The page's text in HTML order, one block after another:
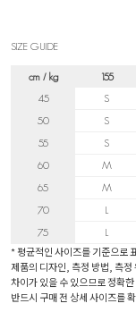
SIZE GUIDE
cm / kg 155
45
S
50
S
55
S
60
M
65
M
70
L
75
L
* 평균적인 사이즈를 기준으로
제품의 디자인, 측정 방법, 측정
차이가 있을 수 있으므로 정확
반드시 구매 전 상세 사이즈를